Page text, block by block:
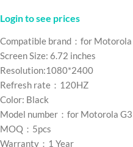
Login to see prices
Compatible brand：for Motorola
Screen Size: 6.72 inches
Resolution:1080*2400
Refresh rate：120HZ
Color: Black
Model number：for Motorola
MOQ：5pcs
Warranty：1 Year